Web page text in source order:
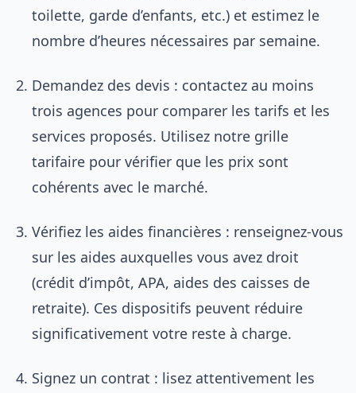
toilette, garde d’enfants, etc.) et estimez le
nombre d’heures nécessaires par semaine.
Demandez des devis : contactez au moins
trois agences pour comparer les tarifs et les
services proposés. Utilisez notre grille
tarifaire pour vérifier que les prix sont
cohérents avec le marché.
Vérifiez les aides financières : renseignez-vous
sur les aides auxquelles vous avez droit
(crédit d’impôt, APA, aides des caisses de
retraite). Ces dispositifs peuvent réduire
significativement votre reste à charge.
Signez un contrat : lisez attentivement les